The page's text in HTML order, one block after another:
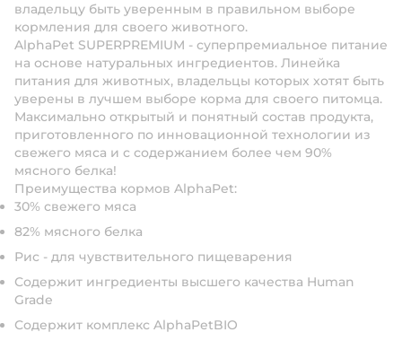
владельцу быть уверенным в правильном выборе
кормления для своего животного.
AlphaPet SUPERPREMIUM - суперпремиальное питание
на основе натуральных ингредиентов. Линейка
питания для животных, владельцы которых хотят быть
уверены в лучшем выборе корма для своего питомца.
Максимально открытый и понятный состав продукта,
приготовленного по инновационной технологии из
свежего мяса и с содержанием более чем 90%
мясного белка!
Преимущества кормов AlphaPet:
30% свежего мяса
82% мясного белка
Рис - для чувствительного пищеварения
Содержит ингредиенты высшего качества Human
Grade
Содержит комплекс AlphaPetBIO